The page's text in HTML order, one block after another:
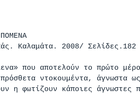
Καλαμάτα. 2008/ Σελίδες.182
που αποτελούν το πρώτο
ντοκουμέντα, άγνωστα
η φωτίζουν κάποιες άγνωστες